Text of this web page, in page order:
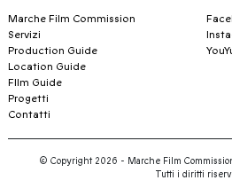
Marche Film Commission
Servizi
Production Guide
Location Guide
FIlm Guide
Progetti
Contatti
© Copyright 2026 - Marche Film
Tutti i diritti